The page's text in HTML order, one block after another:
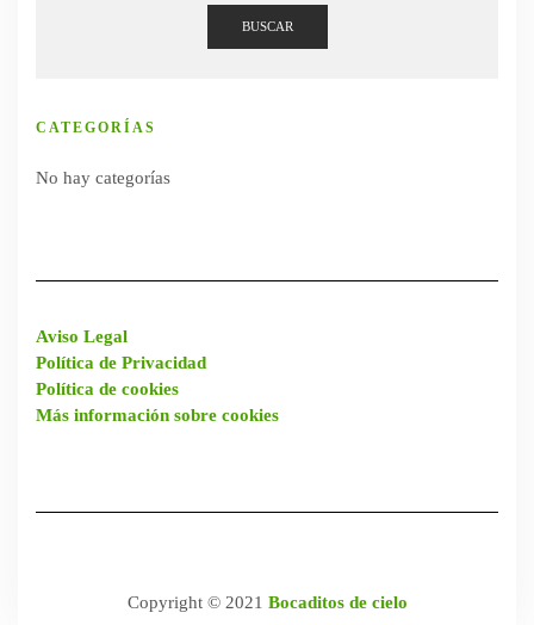
BUSCAR
CATEGORÍAS
No hay categorías
Aviso Legal
Política de Privacidad
Política de cookies
Más información sobre cookies
Copyright © 2021 Bocaditos de cielo